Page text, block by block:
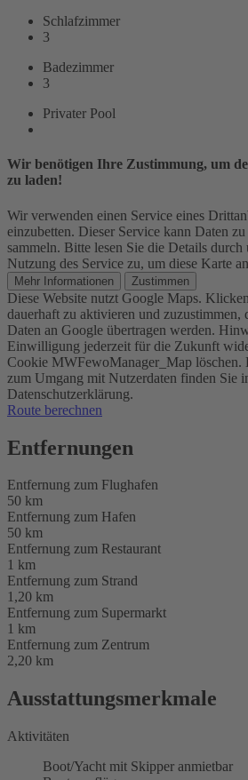
Schlafzimmer
3
Badezimmer
3
Privater Pool
Wir benötigen Ihre Zustimmung, um
zu laden!
Wir verwenden einen Service eines
einzubetten. Dieser Service kann Daten
sammeln. Bitte lesen Sie die Details durch
Nutzung des Service zu, um diese Karte
Mehr Informationen Zustimmen
Diese Website nutzt Google Maps.
dauerhaft zu aktivieren und zuzustimmen,
Daten an Google übertragen werden.
Einwilligung jederzeit für die Zukunft
Cookie MWFewoManager_Map löschen.
zum Umgang mit Nutzerdaten finden Sie
Datenschutzerklärung.
Route berechnen
Entfernungen
Entfernung zum Flughafen
50 km
Entfernung zum Hafen
50 km
Entfernung zum Restaurant
1 km
Entfernung zum Strand
1,20 km
Entfernung zum Supermarkt
1 km
Entfernung zum Zentrum
2,20 km
Ausstattungsmerkmale
Aktivitäten
Boot/Yacht mit Skipper anmietbar